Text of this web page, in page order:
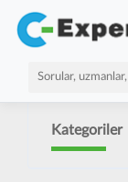
Kategoriler